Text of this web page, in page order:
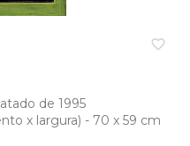
favorite_border
de 1995
x largura) - 70 x 59 cm